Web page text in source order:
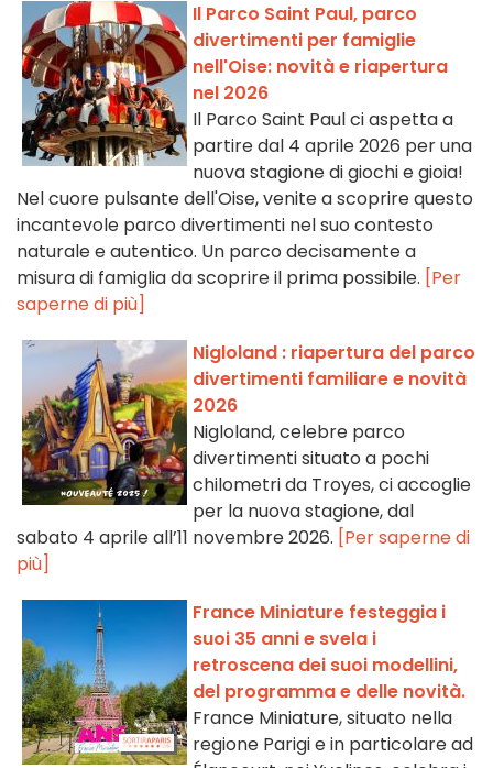
Il Parco Saint Paul, parco
divertimenti per famiglie
nell'Oise: novità e riapertura
nel 2026
Il Parco Saint Paul ci aspetta a
partire dal 4 aprile 2026 per una
nuova stagione di giochi e gioia!
Nel cuore pulsante dell'Oise, venite a scoprire questo
incantevole parco divertimenti nel suo contesto
naturale e autentico. Un parco decisamente a
misura di famiglia da scoprire il prima possibile. [Per
saperne di più]
Nigloland : riapertura del parco
divertimenti familiare e novità
2026
Nigloland, celebre parco
divertimenti situato a pochi
chilometri da Troyes, ci accoglie
per la nuova stagione, dal
sabato 4 aprile all’11 novembre 2026. [Per saperne di
più]
France Miniature festeggia i
suoi 35 anni e svela i
retroscena dei suoi modellini,
del programma e delle novità.
France Miniature, situato nella
regione Parigi e in particolare ad